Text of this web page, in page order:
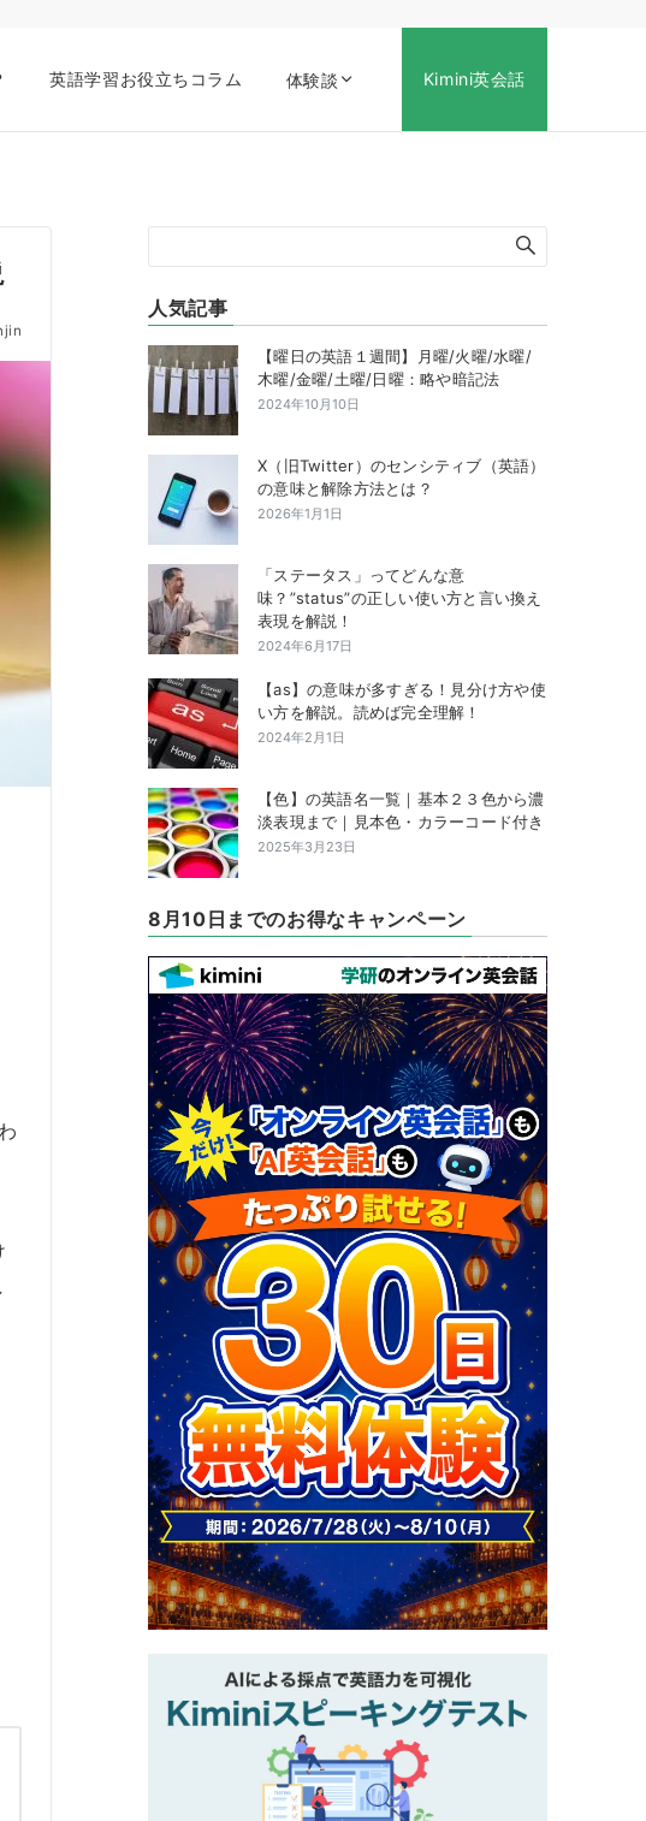
英語学習お役立ちコラム 体験談 Kimini英会話
人気記事
【曜日の英語１週間】月曜/火曜/水曜/
木曜/金曜/土曜/日曜：略や暗記法
2024年10月10日
X（旧Twitter）のセンシティブ（英語）
の意味と解除方法とは？
2026年1月1日
「ステータス」ってどんな意
味？”status”の正しい使い方と言い換え
表現を解説！
2024年6月17日
【as】の意味が多すぎる！見分け方や使
い方を解説。読めば完全理解！
2024年2月1日
【色】の英語名一覧｜基本２３色から濃
淡表現まで｜見本色・カラーコード付き
2025年3月23日
8月10日までのお得なキャンペーン